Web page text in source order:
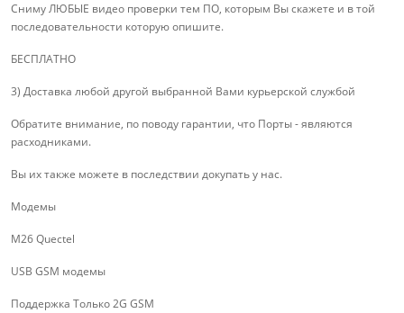
Сниму ЛЮБЫЕ видео проверки тем ПО, которым Вы скажете и в той
последовательности которую опишите.
БЕСПЛАТНО
3) Доставка любой другой выбранной Вами курьерской службой
Обратите внимание, по поводу гарантии, что Порты - являются
расходниками.
Вы их также можете в последствии докупать у нас.
Модемы
M26 Quectel
USB GSM модемы
Поддержка Только 2G GSM